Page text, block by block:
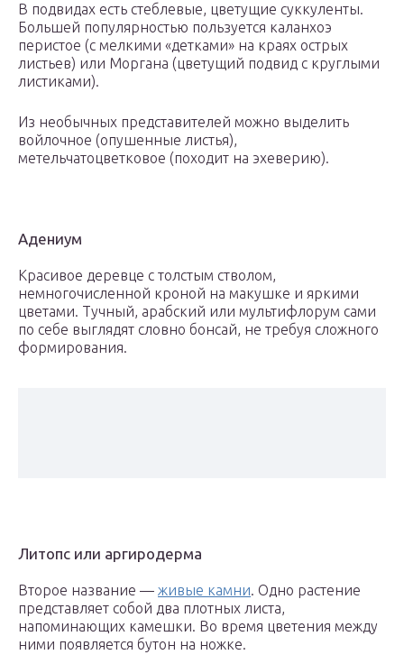
В подвидах есть стеблевые, цветущие суккуленты.
Большей популярностью пользуется каланхоэ
перистое (с мелкими «детками» на краях острых
листьев) или Моргана (цветущий подвид с круглыми
листиками).
Из необычных представителей можно выделить
войлочное (опушенные листья),
метельчатоцветковое (походит на эхеверию).
Адениум
Красивое деревце с толстым стволом,
немногочисленной кроной на макушке и яркими
цветами. Тучный, арабский или мультифлорум сами
по себе выглядят словно бонсай, не требуя сложного
формирования.
Литопс или аргиродерма
Второе название — живые камни. Одно растение
представляет собой два плотных листа,
напоминающих камешки. Во время цветения между
ними появляется бутон на ножке.